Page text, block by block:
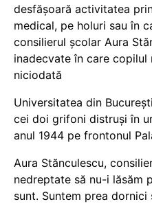
desfășoară activitatea
medical, pe holuri sau în
consilierul școlar Aura
inadecvate în care copilul
niciodată
Universitatea din
cei doi grifoni distruși în
anul 1944 pe frontonul
Aura Stănculescu,
nedreptate să nu-i lăsăm
sunt. Suntem prea